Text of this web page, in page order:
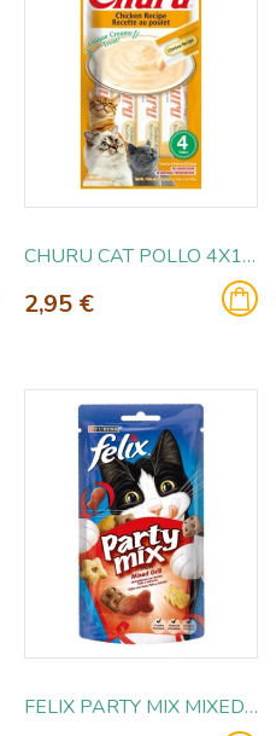
CHURU CAT POLLO 4X14GR
2,95 €
FELIX PARTY MIX MIXED GRILL 60GR